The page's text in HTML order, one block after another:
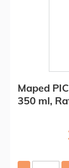
Maped
350 ml,